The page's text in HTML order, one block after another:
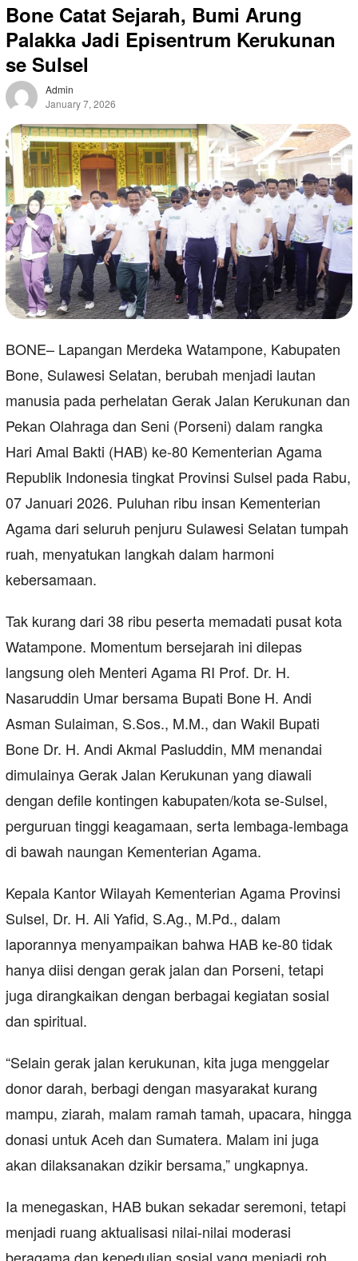
Bone Catat Sejarah, Bumi Arung
Palakka Jadi Episentrum Kerukunan
se Sulsel
Admin
January 7, 2026
BONE– Lapangan Merdeka Watampone, Kabupaten
Bone, Sulawesi Selatan, berubah menjadi lautan
manusia pada perhelatan Gerak Jalan Kerukunan dan
Pekan Olahraga dan Seni (Porseni) dalam rangka
Hari Amal Bakti (HAB) ke-80 Kementerian Agama
Republik Indonesia tingkat Provinsi Sulsel pada Rabu,
07 Januari 2026. Puluhan ribu insan Kementerian
Agama dari seluruh penjuru Sulawesi Selatan tumpah
ruah, menyatukan langkah dalam harmoni
kebersamaan.
Tak kurang dari 38 ribu peserta memadati pusat kota
Watampone. Momentum bersejarah ini dilepas
langsung oleh Menteri Agama RI Prof. Dr. H.
Nasaruddin Umar bersama Bupati Bone H. Andi
Asman Sulaiman, S.Sos., M.M., dan Wakil Bupati
Bone Dr. H. Andi Akmal Pasluddin, MM menandai
dimulainya Gerak Jalan Kerukunan yang diawali
dengan defile kontingen kabupaten/kota se-Sulsel,
perguruan tinggi keagamaan, serta lembaga-lembaga
di bawah naungan Kementerian Agama.
Kepala Kantor Wilayah Kementerian Agama Provinsi
Sulsel, Dr. H. Ali Yafid, S.Ag., M.Pd., dalam
laporannya menyampaikan bahwa HAB ke-80 tidak
hanya diisi dengan gerak jalan dan Porseni, tetapi
juga dirangkaikan dengan berbagai kegiatan sosial
dan spiritual.
“Selain gerak jalan kerukunan, kita juga menggelar
donor darah, berbagi dengan masyarakat kurang
mampu, ziarah, malam ramah tamah, upacara, hingga
donasi untuk Aceh dan Sumatera. Malam ini juga
akan dilaksanakan dzikir bersama,” ungkapnya.
Ia menegaskan, HAB bukan sekadar seremoni, tetapi
menjadi ruang aktualisasi nilai-nilai moderasi